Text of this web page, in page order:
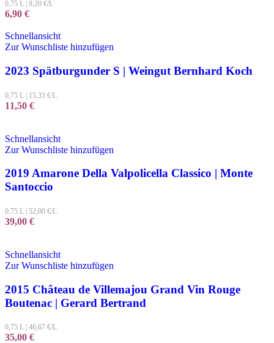
0,75 L 9,20 €/L
6,90 €
Schnellansicht
Zur Wunschliste hinzufügen
2023 Spätburgunder S | Weingut Bernhard Koch
0,75 L | 15,33 €/L
11,50 €
Schnellansicht
Zur Wunschliste hinzufügen
2019 Amarone Della Valpolicella Classico | Monte
Santoccio
0,75 L 52,00 €/L
39,00 €
Schnellansicht
Zur Wunschliste hinzufügen
2015 Château de Villemajou Grand Vin Rouge
Boutenac | Gerard Bertrand
0,75 L 46,67 €/L
35,00 €